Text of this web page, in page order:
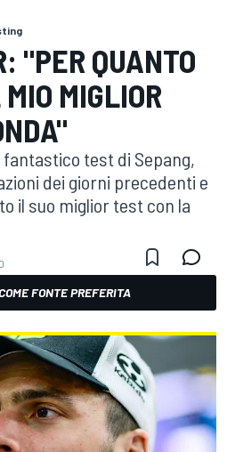
"PER QUANTO
MIGLIOR
test di Sepang,
dei giorni precedenti e
il suo miglior test con la
FONTE PREFERITA